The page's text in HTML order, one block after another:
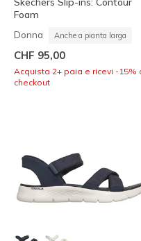
Foam
Donna Anche a pianta larga
CHF 95,00
Acquista 2+ paia e ricevi -15%
checkout